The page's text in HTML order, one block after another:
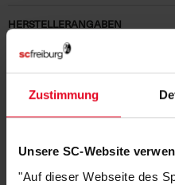
Zustimmung
Unsere SC-Website
"Auf dieser Webseite des
HERSTELLERANGABEN
KUNDENBEWERTUNGEN (2)
Artikelnummer: 24NFB5368-